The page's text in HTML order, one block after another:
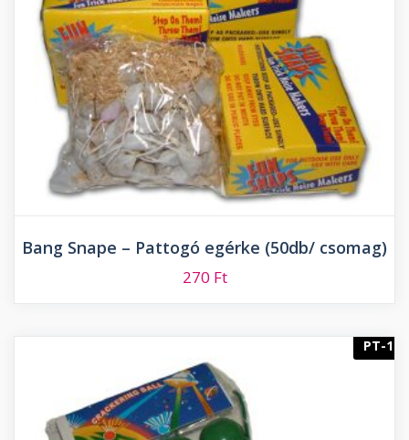
Bang Snape – Pattogó egérke (50db/ csomag)
270 Ft
PT-1